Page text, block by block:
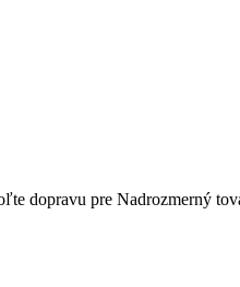
dopravu pre Nadrozmerný